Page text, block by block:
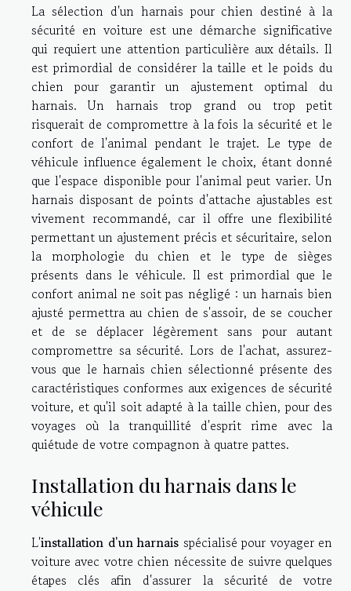
La sélection d'un harnais pour chien destiné à la
sécurité en voiture est une démarche significative
qui requiert une attention particulière aux détails. Il
est primordial de considérer la taille et le poids du
chien pour garantir un ajustement optimal du
harnais. Un harnais trop grand ou trop petit
risquerait de compromettre à la fois la sécurité et le
confort de l'animal pendant le trajet. Le type de
véhicule influence également le choix, étant donné
que l'espace disponible pour l'animal peut varier. Un
harnais disposant de points d'attache ajustables est
vivement recommandé, car il offre une flexibilité
permettant un ajustement précis et sécuritaire, selon
la morphologie du chien et le type de sièges
présents dans le véhicule. Il est primordial que le
confort animal ne soit pas négligé : un harnais bien
ajusté permettra au chien de s'assoir, de se coucher
et de se déplacer légèrement sans pour autant
compromettre sa sécurité. Lors de l'achat, assurez-
vous que le harnais chien sélectionné présente des
caractéristiques conformes aux exigences de sécurité
voiture, et qu'il soit adapté à la taille chien, pour des
voyages où la tranquillité d'esprit rime avec la
quiétude de votre compagnon à quatre pattes.
Installation du harnais dans le
véhicule
L'installation d'un harnais spécialisé pour voyager en
voiture avec votre chien nécessite de suivre quelques
étapes clés afin d'assurer la sécurité de votre